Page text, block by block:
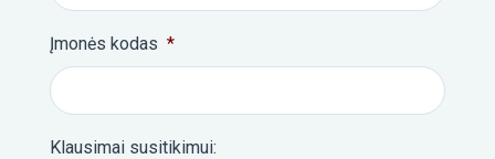
Įmonės kodas *
Klausimai susitikimui: